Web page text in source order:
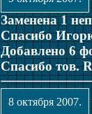
Заменена 1
Спасибо
Добавлено 6
Спасибо тов.
8 октября 2007.